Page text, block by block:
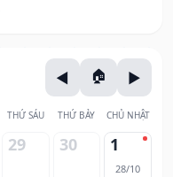
THỨ SÁU THỨ BẢY CHỦ NHẬT
29 30 1
28/10